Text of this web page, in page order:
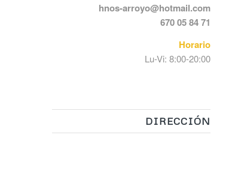
hnos-arroyo@hotmail.com
670 05 84 71
Horario
Lu-Vi: 8:00-20:00
DIRECCIÓN